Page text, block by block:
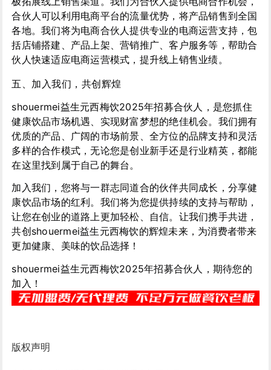
合伙人可以利用电商平台的流量优势，将产品销售到全国
各地。我们将为电商合伙人提供专业的电商运营支持，包
括店铺搭建、产品上架、营销推广、客户服务等，帮助合
伙人快速适应电商运营模式，提升线上销售业绩。
五、加入我们，共创辉煌
shouermei益生元西梅饮2025年招募合伙人，是您抓住
健康饮品市场机遇、实现财富梦想的绝佳机会。我们拥有
优质的产品、广阔的市场前景、全方位的品牌支持和灵活
多样的合作模式，无论您是创业新手还是行业精英，都能
在这里找到属于自己的舞台。
加入我们，您将与一群志同道合的伙伴共同成长，分享健
康饮品市场的红利。我们将为您提供持续的支持与帮助，
让您在创业的道路上更加轻松、自信。让我们携手共进，
共创shouermei益生元西梅饮的辉煌未来，为消费者带来
更加健康、美味的饮品选择！
shouermei益生元西梅饮2025年招募合伙人，期待您的
加入！
版权声明